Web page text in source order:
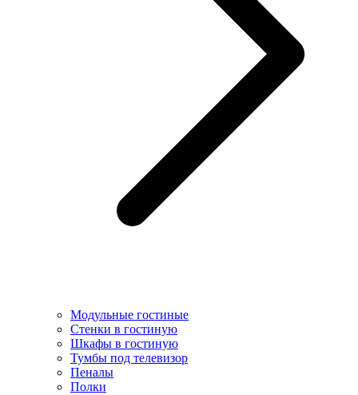
Модульные гостиные
Стенки в гостиную
Шкафы в гостиную
Тумбы под телевизор
Пеналы
Полки